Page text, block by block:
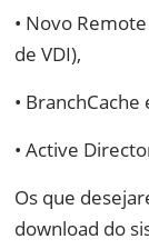
• Novo
de VDI),
•
• Active
Os que
download do